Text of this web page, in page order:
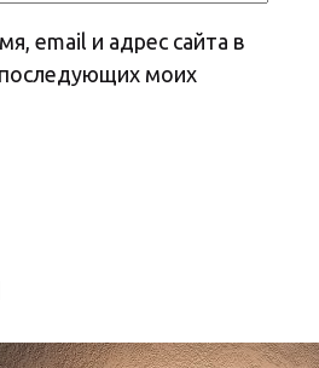
email и адрес сайта в
моих